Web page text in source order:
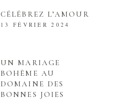
CÉLÉBREZ L’AMOUR
13 FÉVRIER 2024
UN MARIAGE
BOHÈME AU
DOMAINE DES
BONNES JOIES